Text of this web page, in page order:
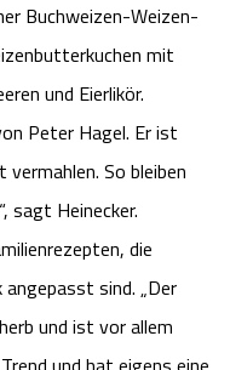
Buchweizen-Weizen-
mit
und Eierlikör.
Peter Hagel. Er ist
So bleiben
sagt Heinecker.
die
sind. „Der
und ist vor allem